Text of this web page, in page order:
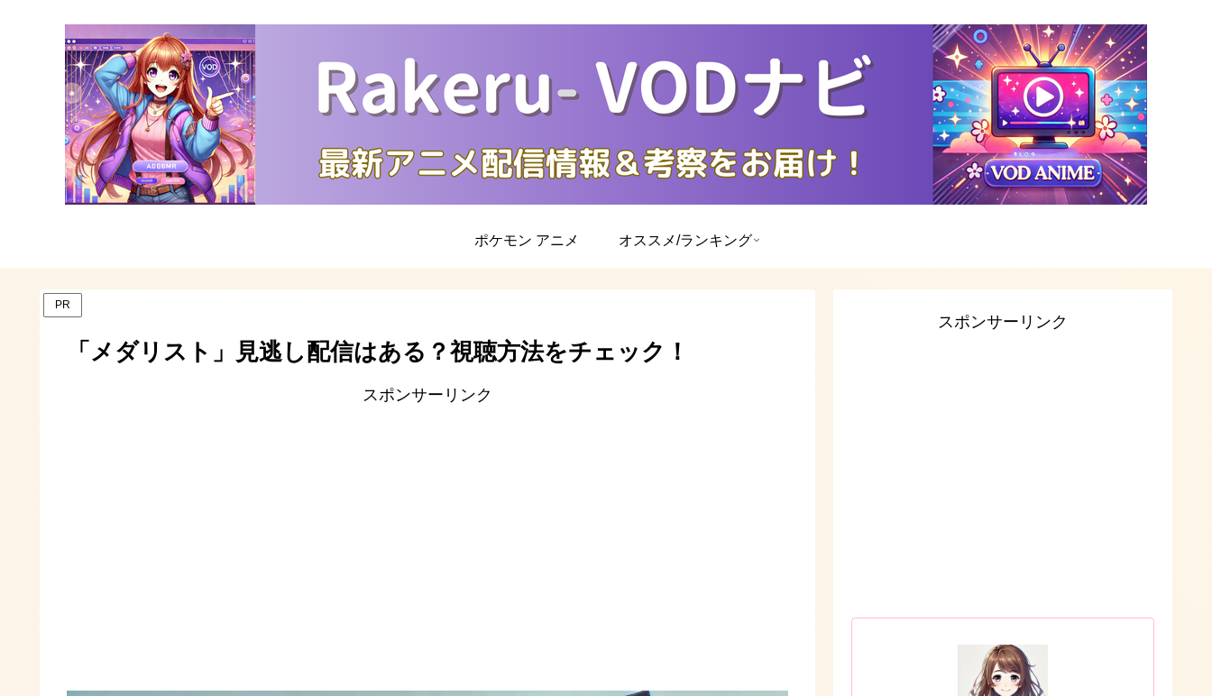
ポケモン アニメ オススメ/ランキング
PR
「メダリスト」見逃し配信はある？視聴方法をチェック！
スポンサーリンク
スポンサーリンク